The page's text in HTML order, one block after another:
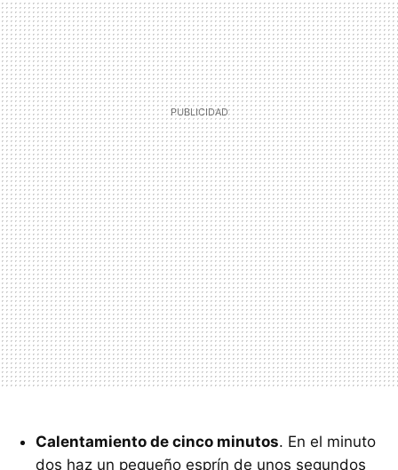
Calentamiento de cinco minutos. En el minuto
dos haz un pequeño esprín de unos segundos